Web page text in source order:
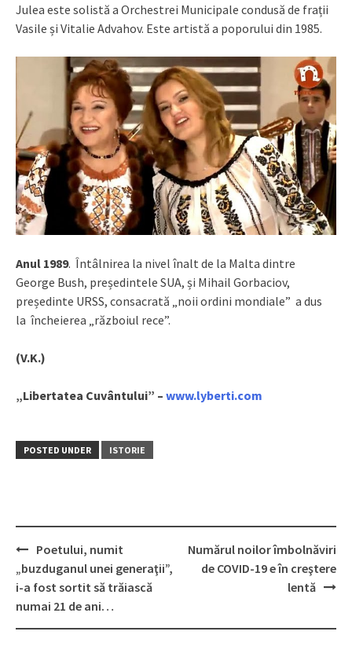
Julea este solistă a Orchestrei Municipale condusă de frații
Vasile și Vitalie Advahov. Este artistă a poporului din 1985.
Anul 1989. Întâlnirea la nivel înalt de la Malta dintre
George Bush, președintele SUA, și Mihail Gorbaciov,
președinte URSS, consacrată „noii ordini mondiale” a dus
la încheierea „războiul rece”.
(V.K.)
„Libertatea Cuvântului” – www.lyberti.com
POSTED UNDER ISTORIE
Post
navigation
Poetului, numit
„buzduganul unei generaţii”,
i-a fost sortit să trăiască
numai 21 de ani…
Numărul noilor îmbolnăviri
de COVID-19 e în creştere
lentă